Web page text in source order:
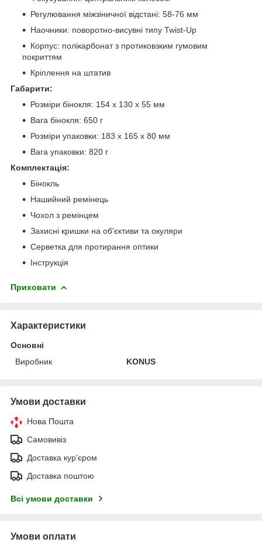
Регулювання міжзіничної відстані: 58-76 мм
Наочники: поворотно-висувні типу Twist-Up
Корпус: полікарбонат з протиковзким гумовим
покриттям
Кріплення на штатив
Габарити:
Розміри бінокля: 154 x 130 x 55 мм
Вага бінокля: 650 г
Розміри упаковки: 183 x 165 x 80 мм
Вага упаковки: 820 г
Комплектація:
Бінокль
Нашийний ремінець
Чохол з ремінцем
Захисні кришки на об'єктиви та окуляри
Серветка для протирання оптики
Інструкція
Приховати
Характеристики
Основні
Виробник
KONUS
Умови доставки
Нова Пошта
Самовивіз
Доставка кур'єром
Доставка поштою
Всі умови доставки
Умови оплати